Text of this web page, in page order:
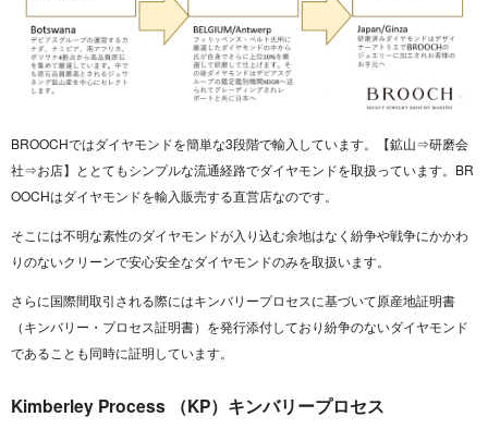
BROOCHではダイヤモンドを簡単な3段階で輸入しています。【鉱山⇒研磨会
社⇒お店】ととてもシンプルな流通経路でダイヤモンドを取扱っています。BR
OOCHはダイヤモンドを輸入販売する直営店なのです。
そこには不明な素性のダイヤモンドが入り込む余地はなく紛争や戦争にかかわ
りのないクリーンで安心安全なダイヤモンドのみを取扱います。
さらに国際間取引される際にはキンバリープロセスに基づいて原産地証明書
（キンバリー・プロセス証明書）を発行添付しており紛争のないダイヤモンド
であることも同時に証明しています。
Kimberley Process （KP）キンバリープロセス